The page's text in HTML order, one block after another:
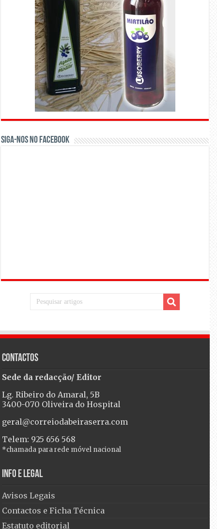
Siga-nos no Facebook
Contactos
Sede da redacção/ Editor
Lg. Ribeiro do Amaral, 5B
3400-070 Oliveira do Hospital
geral@correiodabeiraserra.com
Telem: 925 656 568
*chamada para rede móvel nacional
Info e Legal
Avisos Legais
Contactos e Ficha Técnica
Estatuto editorial